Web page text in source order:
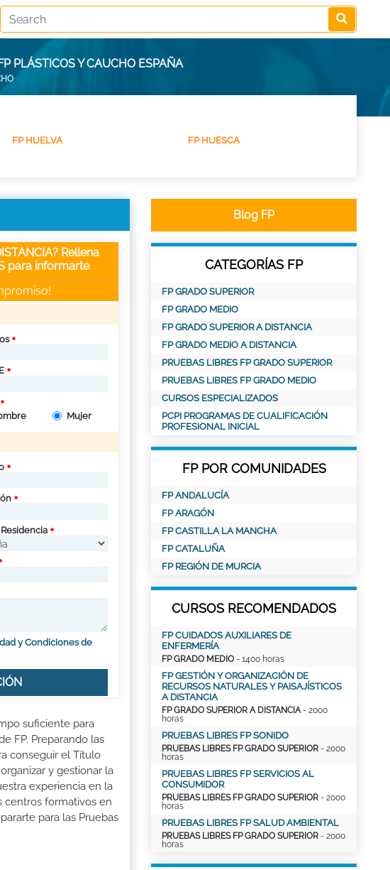
PLÁSTICOS Y CAUCHO ESPAÑA
FP HUELVA
FP HUESCA
Rellena
para informarte
Mujer
y Condiciones de
suficiente para
FP. Preparando las
conseguir el Título
y gestionar la
experiencia en la
centros formativos en
para las Pruebas
Blog FP
CATEGORÍAS FP
FP GRADO SUPERIOR
FP GRADO MEDIO
FP GRADO SUPERIOR A DISTANCIA
FP GRADO MEDIO A DISTANCIA
PRUEBAS LIBRES FP GRADO SUPERIOR
PRUEBAS LIBRES FP GRADO MEDIO
CURSOS ESPECIALIZADOS
PCPI PROGRAMAS DE CUALIFICACIÓN
PROFESIONAL INICIAL
FP POR COMUNIDADES
FP ANDALUCÍA
FP ARAGÓN
FP CASTILLA LA MANCHA
FP CATALUÑA
FP REGIÓN DE MURCIA
CURSOS RECOMENDADOS
FP CUIDADOS AUXILIARES DE
ENFERMERÍA
FP GRADO MEDIO - 1400 horas
FP GESTIÓN Y ORGANIZACIÓN DE
RECURSOS NATURALES Y PAISAJÍSTICOS
A DISTANCIA
FP GRADO SUPERIOR A DISTANCIA- 2000
horas
PRUEBAS LIBRES FP SONIDO
PRUEBAS LIBRES FP GRADO SUPERIOR - 2000
horas
PRUEBAS LIBRES FP SERVICIOS AL
CONSUMIDOR
PRUEBAS LIBRES FP GRADO SUPERIOR - 2000
horas
PRUEBAS LIBRES FP SALUD AMBIENTAL
PRUEBAS LIBRES FP GRADO SUPERIOR - 2000
horas